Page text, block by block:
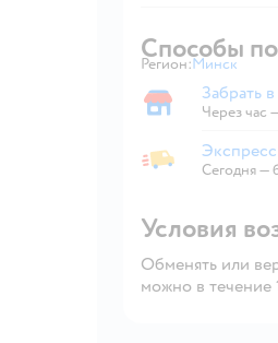
Способы
Регион: Выбор
Минск
Забрать в магазине
Забрать
Через час
Экспресс-доставка
Сегодня—
Условия
Обменять или
можно в течение